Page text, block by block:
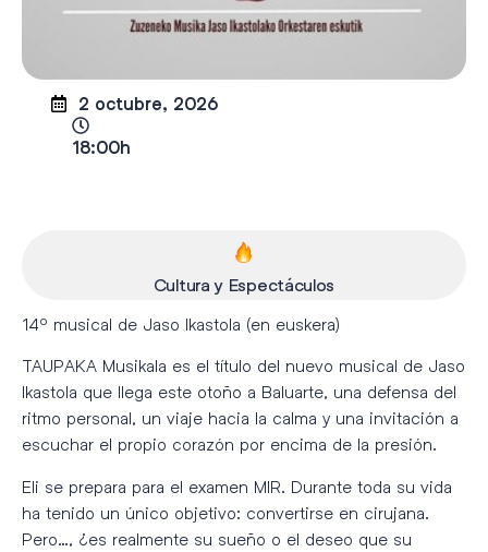
2 octubre, 2026
18:00h
Cultura y Espectáculos
14º musical de Jaso Ikastola (en euskera)
TAUPAKA Musikala es el título del nuevo musical de Jaso
Ikastola que llega este otoño a Baluarte, una defensa del
ritmo personal, un viaje hacia la calma y una invitación a
escuchar el propio corazón por encima de la presión.
Eli se prepara para el examen MIR. Durante toda su vida
ha tenido un único objetivo: convertirse en cirujana.
Pero…, ¿es realmente su sueño o el deseo que su